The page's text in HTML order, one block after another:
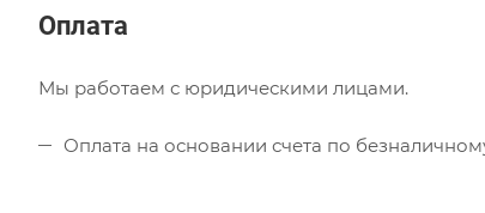
Оплата
Мы работаем с юридическими лицами.
Оплата на основании счета по